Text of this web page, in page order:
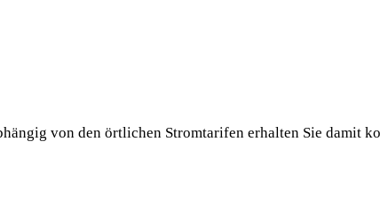
von den örtlichen Stromtarifen erhalten Sie damit